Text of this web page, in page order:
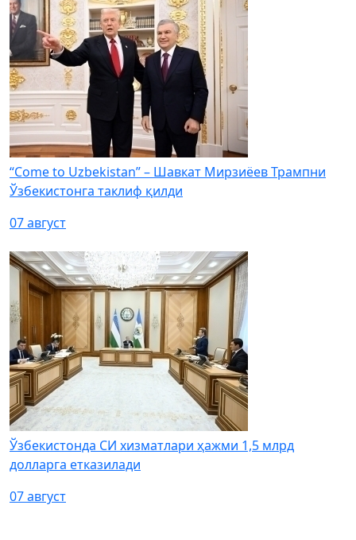
“Come to Uzbekistan” – Шавкат Мирзиёев Трампни
Ўзбекистонга таклиф қилди
07 август
Ўзбекистонда СИ хизматлари ҳажми 1,5 млрд
долларга етказилади
07 август